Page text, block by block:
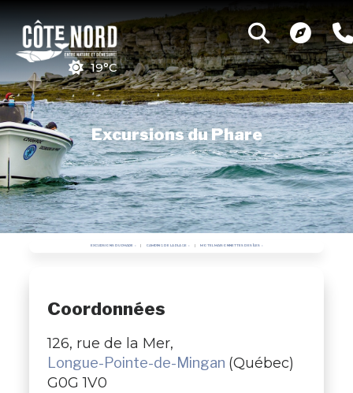
19°C
Excursions du Phare
EXCURSIONS DU PHARE CAMPING DE LA PLAGE MOTEL MAISONNETTES DES ÎLES
Coordonnées
126, rue de la Mer,
Longue-Pointe-de-Mingan (Québec)
G0G 1V0